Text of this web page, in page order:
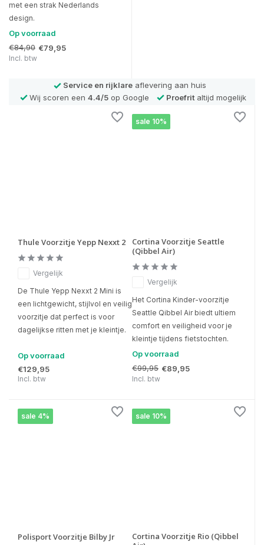
met een strak Nederlands
design.
Op voorraad
€84,90 €79,95
Incl. btw
Service en rijklare aflevering aan huis
Wij scoren een 4.4/5op Google Proefritaltijd mogelijk
Thule Voorzitje Yepp Nexxt 2
Vergelijk
De Thule Yepp Nexxt 2 Mini is
een lichtgewicht, stijlvol en veilig
voorzitje dat perfect is voor
dagelijkse ritten met je kleintje.
Op voorraad
€129,95
Incl. btw
sale 10%
Cortina Voorzitje Seattle
(Qibbel Air)
Vergelijk
Het Cortina Kinder-voorzitje
Seattle Qibbel Air biedt ultiem
comfort en veiligheid voor je
kleintje tijdens fietstochten.
Op voorraad
€99,95 €89,95
Incl. btw
sale 4%
Polisport Voorzitje Bilby Jr
sale 10%
Cortina Voorzitje Rio (Qibbel